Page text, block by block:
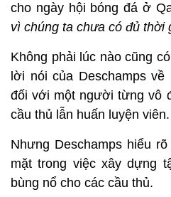
cho ngày hội bóng đá ở
vì chúng ta chưa có đủ thời
Không phải lúc nào cũng
lời nói của Deschamps
đối với một người từng vô
cầu thủ lẫn huấn luyện viên.
Nhưng Deschamps hiểu
mặt trong việc xây dựng
bùng nổ cho các cầu thủ.